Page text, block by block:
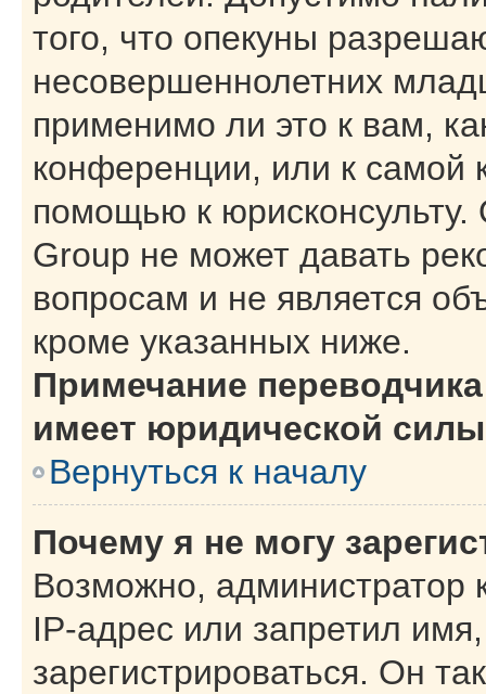
того, что опекуны
несовершеннолетних
применимо ли это к вам,
конференции, или к самой
помощью к
Group не может давать
вопросам и не является
кроме указанных ниже.
Примечание
имеет юридической
Вернуться к началу
Почему я не могу
Возможно, администратор
IP-адрес или запретил
зарегистрироваться. Он